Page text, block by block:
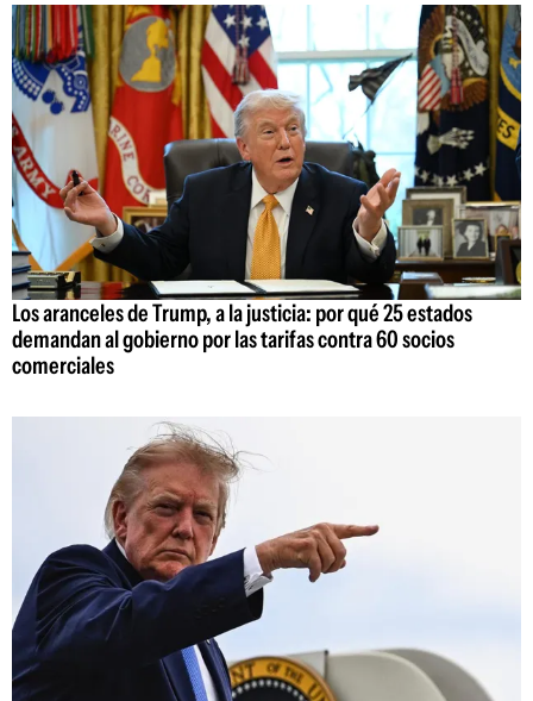
Los aranceles de Trump, a la justicia: por qué 25 estados
demandan al gobierno por las tarifas contra 60 socios
comerciales